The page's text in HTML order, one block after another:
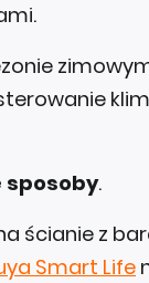
sposoby.
ścianie z
Smart Life